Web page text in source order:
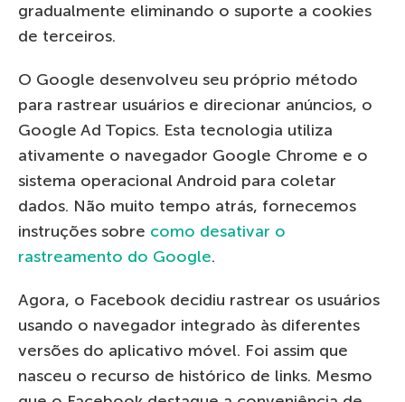
gradualmente eliminando o suporte a cookies
de terceiros.
O Google desenvolveu seu próprio método
para rastrear usuários e direcionar anúncios, o
Google Ad Topics. Esta tecnologia utiliza
ativamente o navegador Google Chrome e o
sistema operacional Android para coletar
dados. Não muito tempo atrás, fornecemos
instruções sobre como desativar o
rastreamento do Google.
Agora, o Facebook decidiu rastrear os usuários
usando o navegador integrado às diferentes
versões do aplicativo móvel. Foi assim que
nasceu o recurso de histórico de links. Mesmo